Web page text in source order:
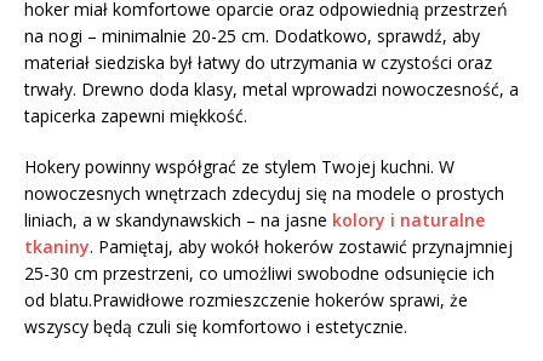
hoker miał komfortowe oparcie oraz odpowiednią przestrzeń
na nogi – minimalnie 20-25 cm. Dodatkowo, sprawdź, aby
materiał siedziska był łatwy do utrzymania w czystości oraz
trwały. Drewno doda klasy, metal wprowadzi nowoczesność, a
tapicerka zapewni miękkość.
Hokery powinny współgrać ze stylem Twojej kuchni. W
nowoczesnych wnętrzach zdecyduj się na modele o prostych
liniach, a w skandynawskich – na jasne kolory i naturalne
tkaniny. Pamiętaj, aby wokół hokerów zostawić przynajmniej
25-30 cm przestrzeni, co umożliwi swobodne odsunięcie ich
od blatu.Prawidłowe rozmieszczenie hokerów sprawi, że
wszyscy będą czuli się komfortowo i estetycznie.